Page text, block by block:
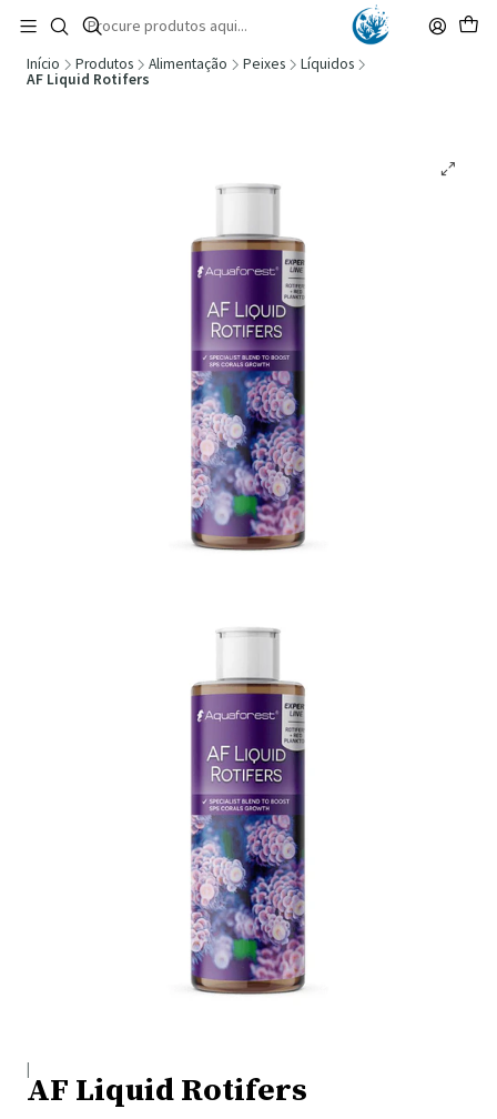
🚚 Portugal Continental: Portes Grátis desde 149,90€ (Envio extresso: 14,90€)
Ler mais
Início Produtos Alimentação Peixes
Líquidos
AF Liquid Rotifers
|
AF Liquid Rotifers